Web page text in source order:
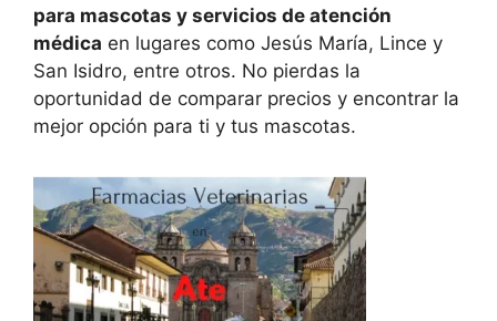
para mascotas y servicios de atención
médica en lugares como Jesús María, Lince y
San Isidro, entre otros. No pierdas la
oportunidad de comparar precios y encontrar la
mejor opción para ti y tus mascotas.